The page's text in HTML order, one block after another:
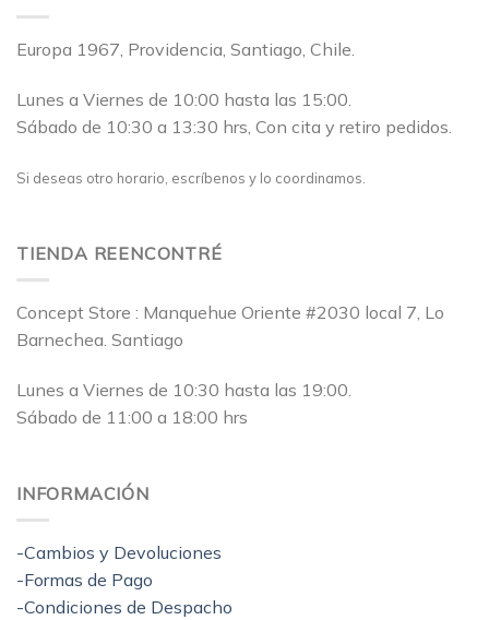
Europa 1967, Providencia, Santiago, Chile.
Lunes a Viernes de 10:00 hasta las 15:00.
Sábado de 10:30 a 13:30 hrs, Con cita y retiro pedidos.
Si deseas otro horario, escríbenos y lo coordinamos.
TIENDA REENCONTRÉ
Concept Store : Manquehue Oriente #2030 local 7, Lo
Barnechea. Santiago
Lunes a Viernes de 10:30 hasta las 19:00.
Sábado de 11:00 a 18:00 hrs
INFORMACIÓN
-Cambios y Devoluciones
-Formas de Pago
-Condiciones de Despacho